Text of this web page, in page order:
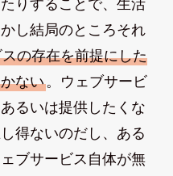
りすることで、生活
し結局のところそれ
の存在を前提にした
ない。ウェブサービ
るいは提供したくな
得ないのだし、ある
ブサービス自体が無